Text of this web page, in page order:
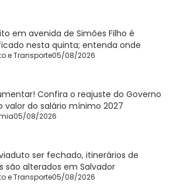
em avenida de Simões Filho é
nesta quinta; entenda onde
e Transporte05/08/2026
Confira o reajuste do Governo
valor do salário mínimo 2027
05/08/2026
ser fechado, itinerários de
são alterados em Salvador
e Transporte05/08/2026